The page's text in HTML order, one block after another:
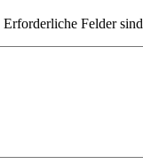
Erforderliche Felder